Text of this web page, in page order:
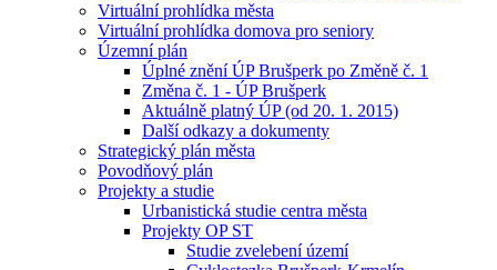
Virtuální prohlídka města
Virtuální prohlídka domova pro seniory
Územní plán
Úplné znění ÚP Brušperk po Změně č. 1
Změna č. 1 - ÚP Brušperk
Aktuálně platný ÚP (od 20. 1. 2015)
Další odkazy a dokumenty
Strategický plán města
Povodňový plán
Projekty a studie
Urbanistická studie centra města
Projekty OP ST
Studie zvelebení území